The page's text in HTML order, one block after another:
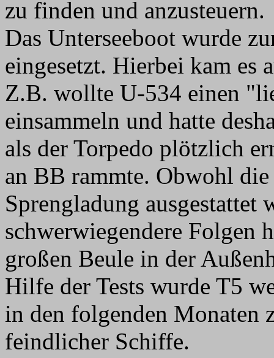
zu finden und anzusteuern.
Das Unterseeboot wurde
eingesetzt. Hierbei kam es
Z.B. wollte U-534 einen
einsammeln und hatte
als der Torpedo plötzlich
an BB rammte. Obwohl
Sprengladung ausgestattet
schwerwiegendere Folgen
großen Beule in der
Hilfe der Tests wurde T5
in den folgenden Monaten
feindlicher Schiffe.